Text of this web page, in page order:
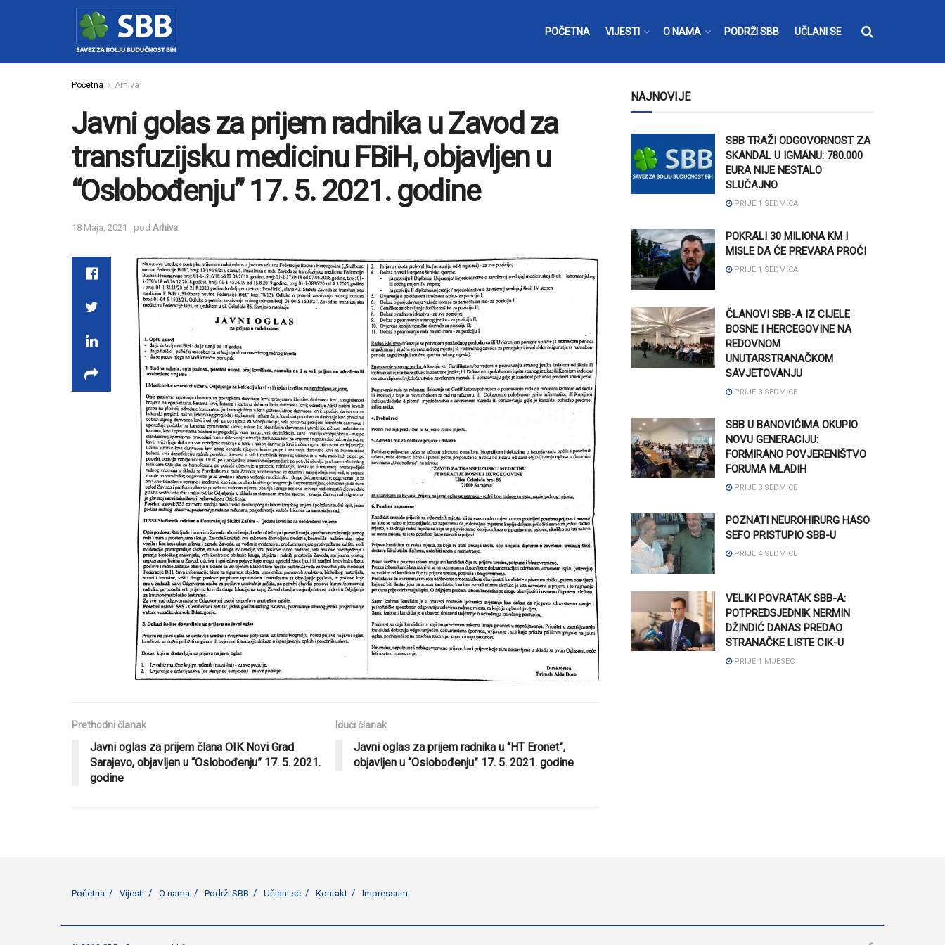
POČETNA VIJESTI O NAMA PODRŽI SBB UČLANI SE
Početna Arhiva
Javni golas za prijem radnika u Zavod za
transfuzijsku medicinu FBiH, objavljen u
“Oslobođenju” 17. 5. 2021. godine
18 Maja, 2021 pod Arhiva
Prethodni članak
Javni oglas za prijem člana OIK Novi Grad
Sarajevo, objavljen u “Oslobođenju” 17. 5. 2021.
godine
Idući članak
Javni oglas za prijem radnika u “HT Eronet”,
objavljen u “Oslobođenju” 17. 5. 2021. godine
NAJNOVIJE
SBB TRAŽI ODGOVORNOST ZA
SKANDAL U IGMANU: 780.000
EURA NIJE NESTALO
SLUČAJNO
PRIJE 1 SEDMICA
POKRALI 30 MILIONA KM I
MISLE DA ĆE PREVARA PROĆI
PRIJE 1 SEDMICA
ČLANOVI SBB-A IZ CIJELE
BOSNE I HERCEGOVINE NA
REDOVNOM
UNUTARSTRANAČKOM
SAVJETOVANJU
PRIJE 3 SEDMICE
SBB U BANOVIĆIMA OKUPIO
NOVU GENERACIJU:
FORMIRANO POVJERENIŠTVO
FORUMA MLADIH
PRIJE 3 SEDMICE
POZNATI NEUROHIRURG HASO
SEFO PRISTUPIO SBB-U
PRIJE 4 SEDMICE
VELIKI POVRATAK SBB-A:
POTPREDSJEDNIK NERMIN
DŽINDIĆ DANAS PREDAO
STRANAČKE LISTE CIK-U
PRIJE 1 MJESEC
Početna Vijesti O nama Podrži SBB Učlani se Kontakt Impressum